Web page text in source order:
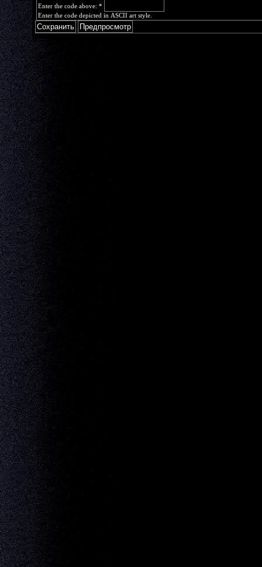
Enter the code above: *
Enter the code depicted in ASCII art style.